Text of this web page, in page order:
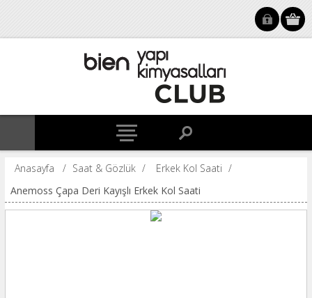
Anasayfa / Saat & Gözlük / Erkek Kol Saati /
Anemoss Çapa Deri Kayışlı Erkek Kol Saati